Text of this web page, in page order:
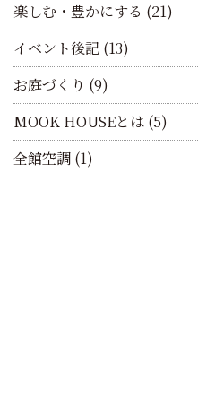
楽しむ・豊かにする (21)
イベント後記 (13)
お庭づくり (9)
MOOK HOUSEとは (5)
全館空調 (1)